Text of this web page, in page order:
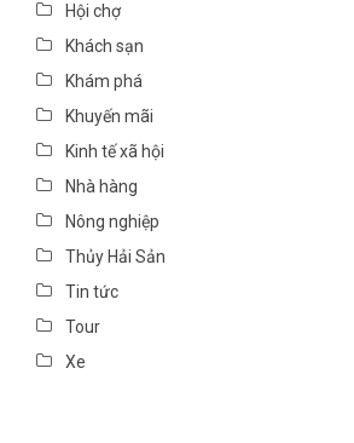
Hội chợ
Khách sạn
Khám phá
Khuyến mãi
Kinh tế xã hội
Nhà hàng
Nông nghiệp
Thủy Hải Sản
Tin tức
Tour
Xe